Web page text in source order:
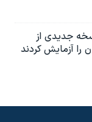
جدیدی از
را آزمایش کردند